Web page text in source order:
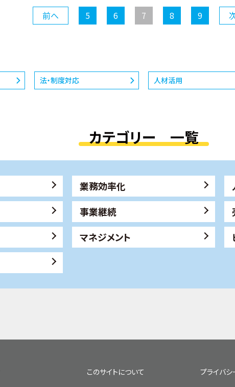
前へ 5 6 7 8 9
法・制度対応 人材活用
カテゴリー 一覧
業務効率化
事業継続
マネジメント
このサイトについて プライバシ